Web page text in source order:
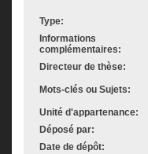
Type:
Informations
complémentaires:
Directeur de thèse:
Mots-clés ou Sujets:
Unité d'appartenance:
Déposé par:
Date de dépôt: